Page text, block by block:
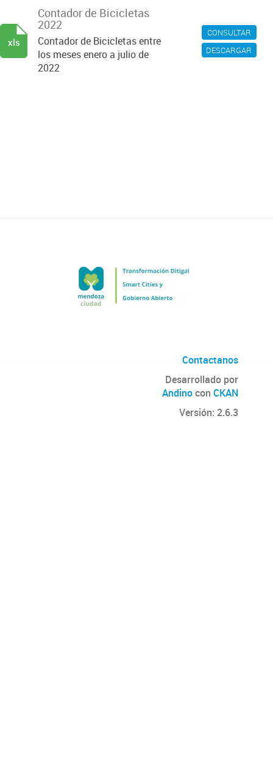
CONSULTAR
DESCARGAR
Contador de Bicicletas
2022
Contador de Bicicletas entre
los meses enero a julio de
2022
xls
Contactanos
Desarrollado por
Andinocon CKAN
Versión: 2.6.3